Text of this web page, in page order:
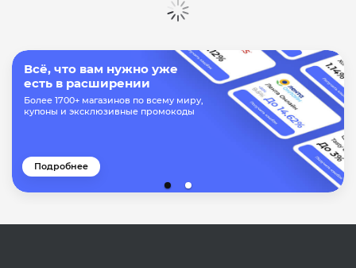
Показать ещё
Подробнее
Всё, что вам нужно уже
есть в расширении
Более 1700+ магазинов по всему миру,
купоны и эксклюзивные промокоды